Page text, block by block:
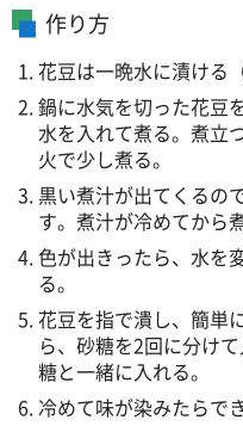
作り方
花豆は一晩水に漬ける
鍋に水気を切った花豆
水を入れて煮る。煮立
火で少し煮る。
黒い煮汁が出てくるの
す。煮汁が冷めてから
色が出きったら、水を
る。
花豆を指で潰し、簡単
ら、砂糖を2回に分け
糖と一緒に入れる。
冷めて味が染みたらで